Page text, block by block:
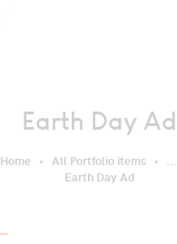
Earth Day Ad
Home All Portfolio items
...
Earth Day Ad